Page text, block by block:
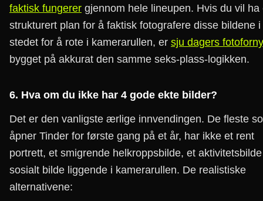
faktisk fungerer gjennom hele lineupen. Hvis du vil ha
strukturert plan for å faktisk fotografere disse bildene i
stedet for å rote i kamerarullen, er sju dagers
bygget på akkurat den samme seks-plass-logikken.
6. Hva om du ikke har 4 gode ekte bilder?
Det er den vanligste ærlige innvendingen. De fleste
åpner Tinder for første gang på et år, har ikke et rent
portrett, et smigrende helkroppsbilde, et
sosialt bilde liggende i kamerarullen. De realistiske
alternativene: